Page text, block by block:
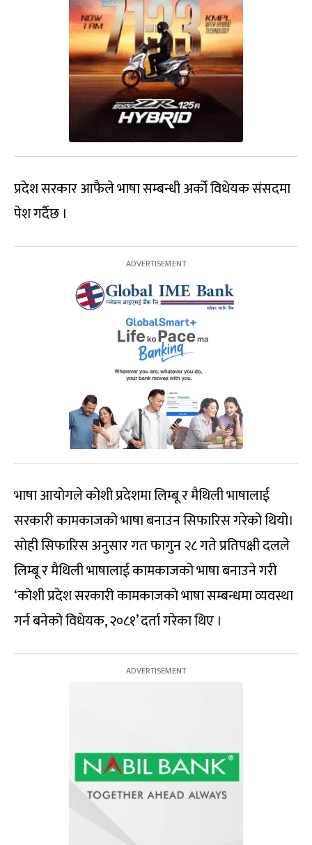
प्रदेश सरकार आफैले भाषा सम्बन्धी अर्को विधेयक संसदमा
पेश गर्दैछ ।
भाषा आयोगले कोशी प्रदेशमा लिम्बू र मैथिली भाषालाई
सरकारी कामकाजको भाषा बनाउन सिफारिस गरेको थियो।
सोही सिफारिस अनुसार गत फागुन २८ गते प्रतिपक्षी दलले
लिम्बू र मैथिली भाषालाई कामकाजको भाषा बनाउने गरी
‘कोशी प्रदेश सरकारी कामकाजको भाषा सम्बन्धमा व्यवस्था
गर्न बनेको विधेयक, २०८१’ दर्ता गरेका थिए ।